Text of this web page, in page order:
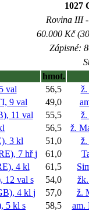
1027
Rovina III
60.000 Kč
Zápisné:
hmot.
val 56,5
ž.
9 val 49,0
11 val 55,5
56,5
ž.
3 kl 51,0
7 hřj 61,0
4 kl 61,5
12 val s 54,0
4 kl j 57,0
ž.
5 kl s 58,5
am.